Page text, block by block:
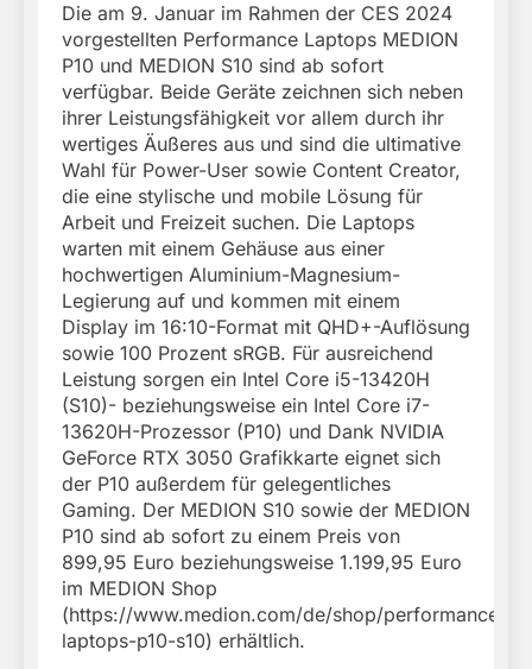
Die am 9. Januar im Rahmen der CES 2024
vorgestellten Performance Laptops MEDION
P10 und MEDION S10 sind ab sofort
verfügbar. Beide Geräte zeichnen sich neben
ihrer Leistungsfähigkeit vor allem durch ihr
wertiges Äußeres aus und sind die ultimative
Wahl für Power-User sowie Content Creator,
die eine stylische und mobile Lösung für
Arbeit und Freizeit suchen. Die Laptops
warten mit einem Gehäuse aus einer
hochwertigen Aluminium-Magnesium-
Legierung auf und kommen mit einem
Display im 16:10-Format mit QHD+-Auflösung
sowie 100 Prozent sRGB. Für ausreichend
Leistung sorgen ein Intel Core i5-13420H
(S10)- beziehungsweise ein Intel Core i7-
13620H-Prozessor (P10) und Dank NVIDIA
GeForce RTX 3050 Grafikkarte eignet sich
der P10 außerdem für gelegentliches
Gaming. Der MEDION S10 sowie der MEDION
P10 sind ab sofort zu einem Preis von
899,95 Euro beziehungsweise 1.199,95 Euro
im MEDION Shop
(https://www.medion.com/de/shop/performance-
laptops-p10-s10) erhältlich.